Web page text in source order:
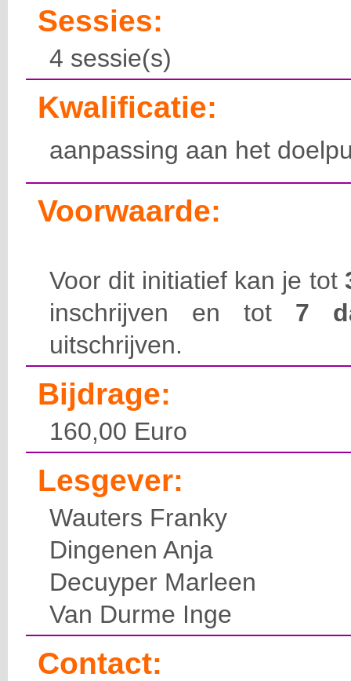
Sessies:
4 sessie(s)
Kwalificatie:
aanpassing aan het
Voorwaarde:
Voor dit initiatief kan je tot
inschrijven en tot 7
uitschrijven.
Bijdrage:
160,00 Euro
Lesgever:
Wauters Franky
Dingenen Anja
Decuyper Marleen
Van Durme Inge
Contact: